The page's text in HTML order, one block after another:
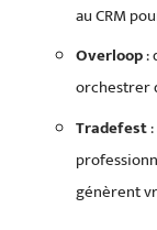
au CRM
Overloop:
orchestrer
Tradefest
génèrent